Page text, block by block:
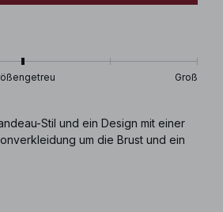
Groß
Stil und ein Design mit einer
um die Brust und ein